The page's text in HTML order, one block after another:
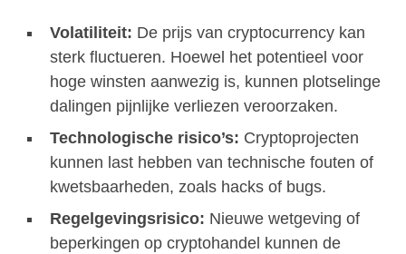
Volatiliteit: De prijs van cryptocurrency kan
sterk fluctueren. Hoewel het potentieel voor
hoge winsten aanwezig is, kunnen plotselinge
dalingen pijnlijke verliezen veroorzaken.
Technologische risico’s: Cryptoprojecten
kunnen last hebben van technische fouten of
kwetsbaarheden, zoals hacks of bugs.
Regelgevingsrisico: Nieuwe wetgeving of
beperkingen op cryptohandel kunnen de